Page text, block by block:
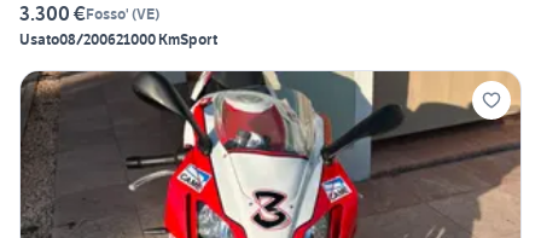
3.300 €Fosso' (VE)
Usato08/200621000 KmSport